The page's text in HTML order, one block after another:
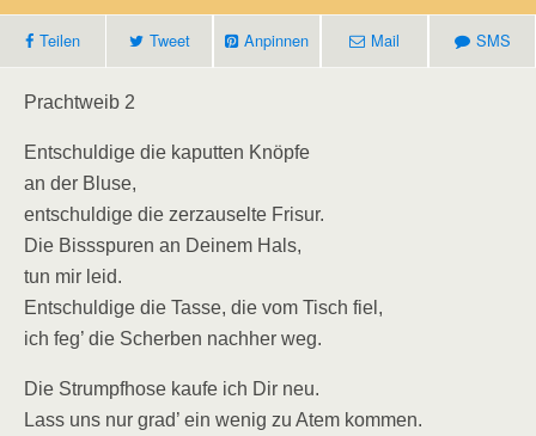
Teilen Tweet Anpinnen Mail SMS
Prachtweib 2
Entschuldige die kaputten Knöpfe
an der Bluse,
entschuldige die zerzauselte Frisur.
Die Bissspuren an Deinem Hals,
tun mir leid.
Entschuldige die Tasse, die vom Tisch fiel,
ich feg’ die Scherben nachher weg.
Die Strumpfhose kaufe ich Dir neu.
Lass uns nur grad’ ein wenig zu Atem kommen.